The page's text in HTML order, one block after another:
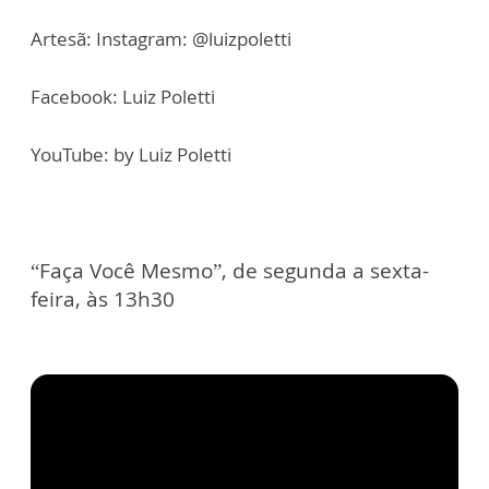
Artesã: Instagram: @luizpoletti
Facebook: Luiz Poletti
YouTube: by Luiz Poletti
“Faça Você Mesmo”, de segunda a sexta-
feira, às 13h30